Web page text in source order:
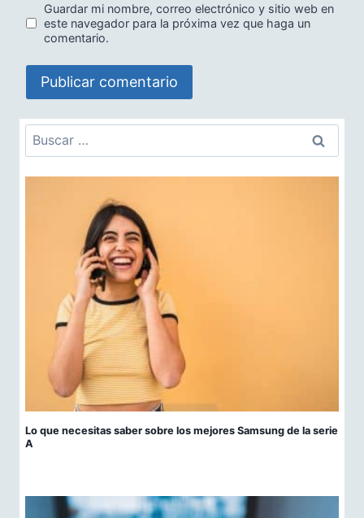
Guardar mi nombre, correo electrónico y sitio web en
este navegador para la próxima vez que haga un
comentario.
Buscar:
Lo que necesitas saber sobre los mejores Samsung de la serie
A